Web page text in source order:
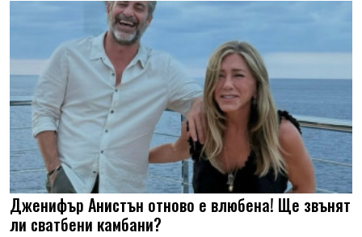
Дженифър Анистън отново е влюбена! Ще звънят
ли сватбени камбани?